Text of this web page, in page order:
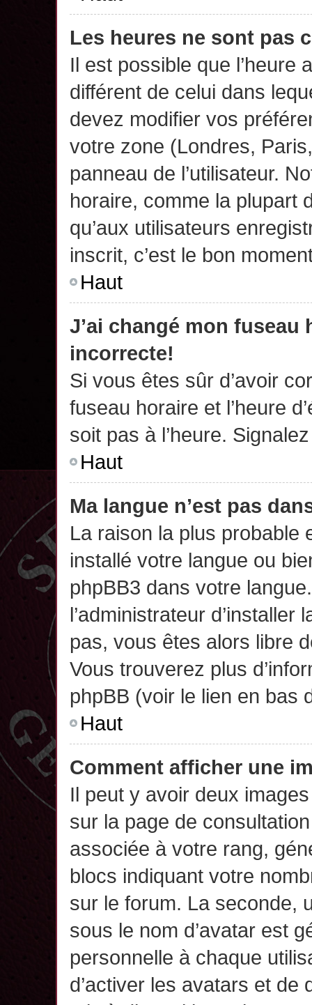
Les heures ne sont pas
Il est possible que l’heure
différent de celui dans
devez modifier vos
votre zone (Londres,
panneau de l’utilisateur.
horaire, comme la plupart
qu’aux utilisateurs
inscrit, c’est le bon
Haut
J’ai changé mon fuseau
incorrecte!
Si vous êtes sûr d’avoir
fuseau horaire et l’heure
soit pas à l’heure.
Haut
Ma langue n’est pas
La raison la plus probable
installé votre langue ou
phpBB3 dans votre
l’administrateur d’installer
pas, vous êtes alors libre
Vous trouverez plus
phpBB (voir le lien en bas
Haut
Comment afficher une
Il peut y avoir deux
sur la page de
associée à votre rang,
blocs indiquant votre
sur le forum. La seconde,
sous le nom d’avatar est
personnelle à chaque
d’activer les avatars et de